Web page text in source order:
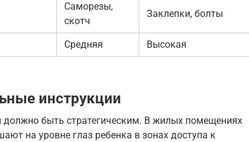
Саморезы,
скотч
Заклепки, болты
Средняя Высокая
инструкции
должно быть стратегическим. В жилых помещениях
на уровне глаз ребенка в зонах доступа к